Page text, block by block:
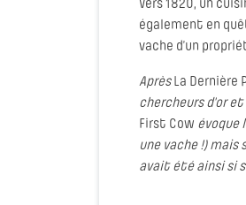
Vers 1820, un
également en
vache d’un
AprèsLa Dernière
chercheurs d'or
First Cow évoque
une vache !)
avait été ainsi si